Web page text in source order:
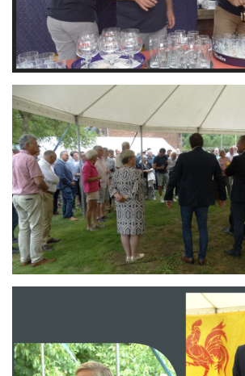
Branding
ARMCHAIR